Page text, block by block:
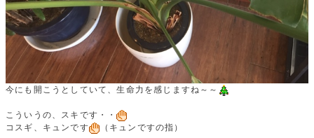
今にも開こうとしていて、生命力を感じますね～～
こういうの、スキです・・
コスギ、キュンです
（キュンですの指）